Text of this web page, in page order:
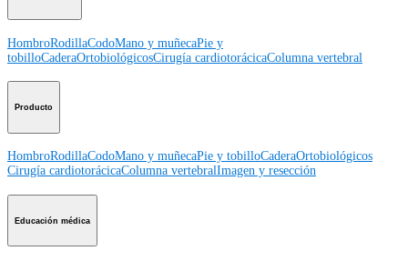
HombroRodillaCodoMano y muñecaPie y
tobilloCaderaOrtobiológicosCirugía cardiotorácicaColumna vertebral
Producto
HombroRodillaCodoMano y muñecaPie y tobilloCaderaOrtobiológicos
Cirugía cardiotorácicaColumna vertebralImagen y resección
Educación médica